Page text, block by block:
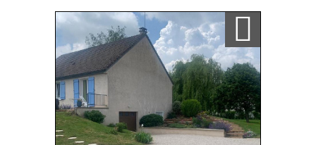
Ajouter a ma sélection